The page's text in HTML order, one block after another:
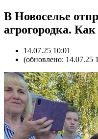
В Новоселье
агрогородка.
14.07.25 10:01
(обновлено: 14.07.25